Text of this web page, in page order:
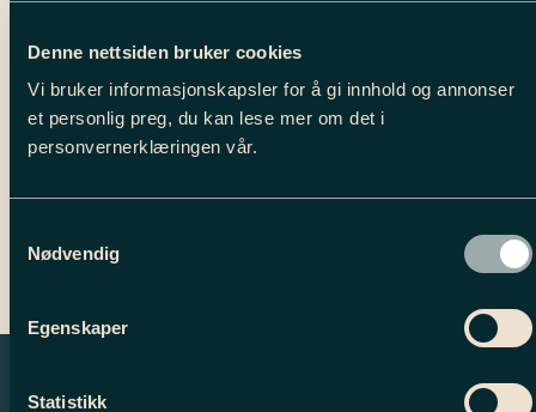
Denne nettsiden bruker cookies
Vi bruker informasjonskapsler for å gi innhold og annonser
et personlig preg, du kan lese mer om det i
personvernerklæringen vår.
Nødvendig
Egenskaper
Statistikk
Tilleggsinformasjon